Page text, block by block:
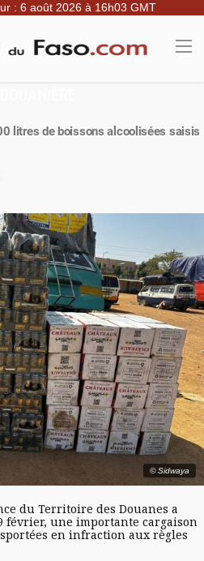
: 6 août 2026 à 16h03 GMT
litres de boissons alcoolisées saisis
© Sidwaya
du Territoire des Douanes a
une importante cargaison
en infraction aux règles